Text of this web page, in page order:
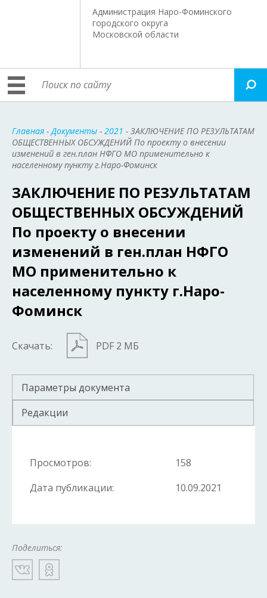
Администрация Наро-Фоминского
городского округа
Московской области
Главная -Документы - 2021 - ЗАКЛЮЧЕНИЕ ПО РЕЗУЛЬТАТАМ
ОБЩЕСТВЕННЫХ ОБСУЖДЕНИЙ По проекту о внесении
изменений в ген.план НФГО МО применительно к
населенному пункту г.Наро-Фоминск
ЗАКЛЮЧЕНИЕ ПО РЕЗУЛЬТАТАМ
ОБЩЕСТВЕННЫХ ОБСУЖДЕНИЙ
По проекту о внесении
изменений в ген.план НФГО
МО применительно к
населенному пункту г.Наро-
Фоминск
Скачать: PDF 2 МБ
Параметры документа
Редакции
Просмотров:
158
Дата публикации:
10.09.2021
Поделиться: